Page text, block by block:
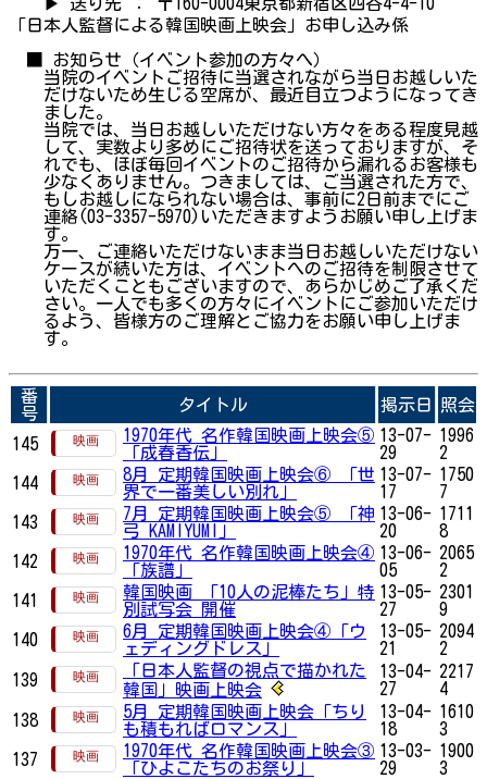
「日本人監督による韓国映画上映会」お申し込み係
■ お知らせ（イベント参加の方々へ）
当院のイベントご招待に当選されながら当日お越しいた
だけないため生じる空席が、最近目立つようになってき
ました。
当院では、当日お越しいただけない方々をある程度見越
して、実数より多めにご招待状を送っておりますが、そ
れでも、ほぼ毎回イベントのご招待から漏れるお客様も
少なくありません。つきましては、ご当選された方で、
もしお越しになられない場合は、事前に2日前までにご
連絡(03-3357-5970)いただきますようお願い申し上げま
す。
万一、ご連絡いただけないまま当日お越しいただけない
ケースが続いた方は、イベントへのご招待を制限させて
いただくこともございますので、あらかじめご了承くだ
さい。一人でも多くの方々にイベントにご参加いただけ
るよう、皆様方のご理解とご協力をお願い申し上げま
す。
番
号
タイトル 掲示日 照会
145
1970年代 名作韓国映画上映会⑤
「成春香伝」
13-07-
29
1996
2
144
8月 定期韓国映画上映会⑥ 「世
界で一番美しい別れ」
13-07-
17
1750
7
143
7月 定期韓国映画上映会⑤ 「神
弓 KAMIYUMI」
13-06-
20
1711
8
142
1970年代 名作韓国映画上映会④
「族譜」
13-06-
05
2065
2
141
韓国映画 「10人の泥棒たち」特
別試写会 開催
13-05-
27
2301
9
140
6月 定期韓国映画上映会④「ウ
ェディングドレス」
13-05-
21
2094
2
139
「日本人監督の視点で描かれた
韓国」映画上映会
13-04-
27
2217
4
138
5月 定期韓国映画上映会「ちり
も積もればロマンス」
13-04-
18
1610
3
137
1970年代 名作韓国映画上映会③
「ひよこたちのお祭り」
13-03-
29
1900
3